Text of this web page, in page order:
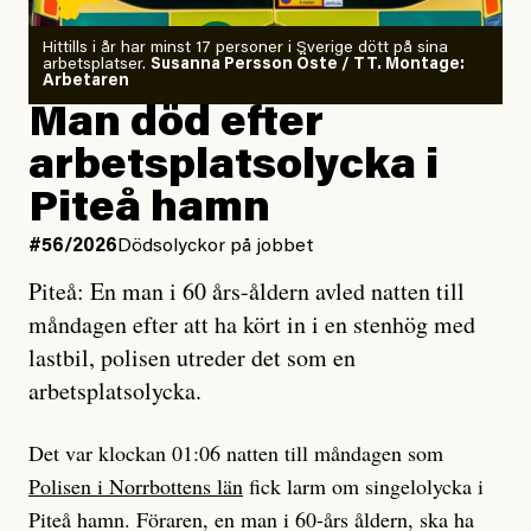
Kuhn och Sassarinis-McGowan radar upp.
Vem är det som Dagens ETC skriver för?
Vad betyder det att vara en röd, grön och oberoende
tidning?
Vad är bra journalistik?
Ett försök till korta svar som jag hoppas kan förtydliga
för Kuhn och Sassarinis-McGowan och andra hur jag
som chefredaktör ser på Dagens ETC:s uppdrag och
roll.
Vi skriver för våra läsare som vill bli informerade,
överraskade, bekräftade, utmanade – och som kräver
och utbildad kaospilot.
Om läkaren säger vaccinera dig
så säger jag tvärtemot.
Jag lärde mig renovera
enligt uråldrig metod
och lade min sista ungdom
på att laga en gammal bod.
Jag sökte ljuset och meningen,
efter det som var rent, rätt och sant,
och aldrig såg jag det klarare än
när jag ombord på bussen hjälpte en tant.
#23/2026Intervjun
Jesper Lundby: ”Livet i sig
Hittills i år har minst 17 personer i Sverige dött på sina
arbetsplatser. Susanna Persson Öste / TT. Montage:
Arbetaren
Man död efter
arbetsplatsolycka i
Piteå hamn
#56/2026 Dödsolyckor på jobbet
Piteå: En man i 60 års-åldern avled natten till
måndagen efter att ha kört in i en stenhög med
lastbil, polisen utreder det som en
arbetsplatsolycka.
Det var klockan 01:06 natten till måndagen som
Polisen i Norrbottens län fick larm om singelolycka i
Piteå hamn. Föraren, en man i 60-års åldern, ska ha